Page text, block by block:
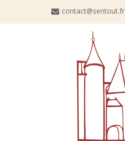
contact@sentout.fr